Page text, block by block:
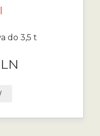
do 3,5 t